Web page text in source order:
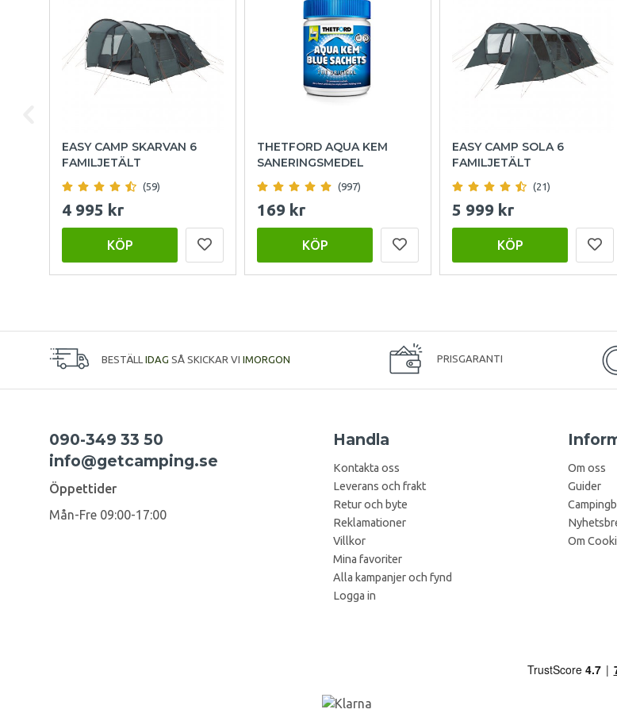
EASY CAMP SKARVAN 6
FAMILJETÄLT
(59)
4 995 kr
KÖP
THETFORD AQUA KEM
SANERINGSMEDEL
(997)
169 kr
KÖP
EASY CAMP SOLA 6
FAMILJETÄLT
(21)
5 999 kr
KÖP
BESTÄLL IDAG SÅ SKICKAR VI IMORGON PRISGARANTI
090-349 33 50
info@getcamping.se
Öppettider
Mån-Fre 09:00-17:00
Handla
Kontakta oss
Leverans och frakt
Retur och byte
Reklamationer
Villkor
Mina favoriter
Alla kampanjer och fynd
Logga in
Om oss
Guider
Om